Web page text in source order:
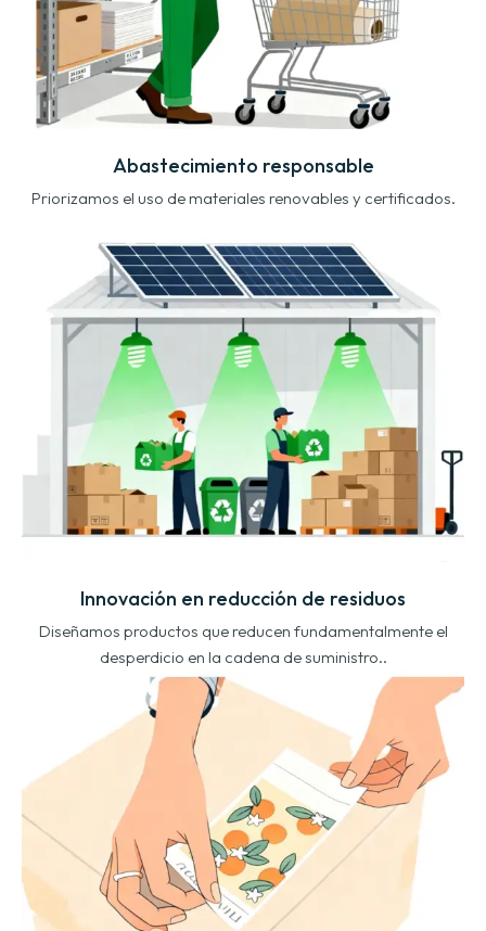
Abastecimiento responsable
Priorizamos el uso de materiales renovables y certificados.
Innovación en reducción de residuos
Diseñamos productos que reducen fundamentalmente el
desperdicio en la cadena de suministro..